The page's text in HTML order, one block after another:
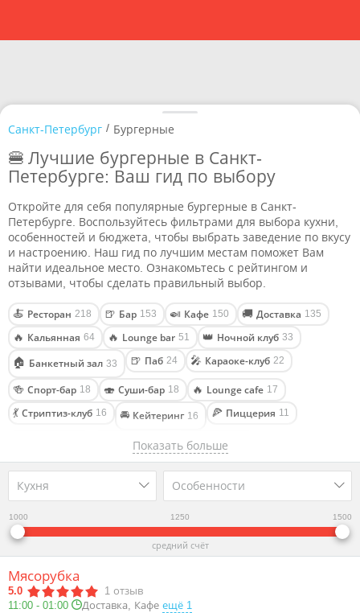
Санкт-Петербург / Бургерные
🍔 Лучшие бургерные в Санкт-
Петербурге: Ваш гид по выбору
Откройте для себя популярные бургерные в Санкт-
Петербурге. Воспользуйтесь фильтрами для выбора кухни,
особенностей и бюджета, чтобы выбрать заведение по вкусу
и настроению. Наш гид по лучшим местам поможет Вам
найти идеальное место. Ознакомьтесь с рейтингом и
отзывами, чтобы сделать правильный выбор.
🍝 Ресторан 218 🍺 Бар 153 🍛 Кафе 150 🚚 Доставка 135
🔥 Кальянная 64 🔥 Lounge bar 51 👑 Ночной клуб 33
🏠 Банкетный зал 33 🍺 Паб 24 🎤 Караоке-клуб 22
🍻 Спорт-бар 18 🍣 Суши-бар 18 🔥 Lounge cafe 17
💃 Стриптиз-клуб 16 🚘 Кейтеринг 16 🍕 Пиццерия 11
Антикафе 8 🥣 Столовая
🍰 Кондитерская 7 🥂 Гастропаб 7 🔥 Кальян на дом 5
🌭 Фастфуд ♫ Джаз бар
🎱 Частный клуб
🍲 Лапшичная
Показать больше
Кухня Особенности
1000 1250 1500
средний счёт
Мясорубка
5.0 1 отзыв
11:00 - 01:00
Доставка, Кафе ещё 1